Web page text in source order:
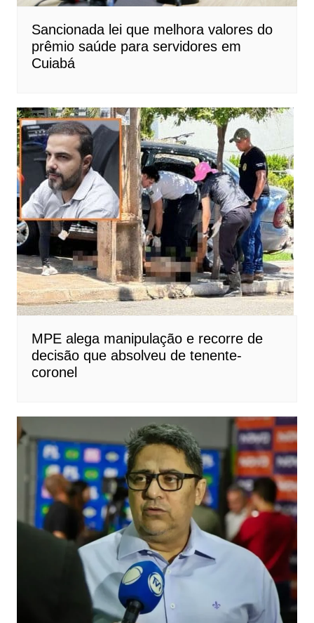
Sancionada lei que melhora valores do
prêmio saúde para servidores em
Cuiabá
MPE alega manipulação e recorre de
decisão que absolveu de tenente-
coronel